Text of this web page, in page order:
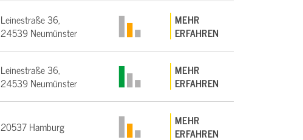
Leinestraße 36,
24539 Neumünster
MEHR
ERFAHREN
Leinestraße 36,
24539 Neumünster
MEHR
ERFAHREN
20537 Hamburg
MEHR
ERFAHREN